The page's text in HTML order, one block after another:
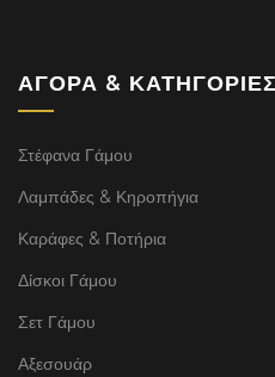
ΑΓΟΡΆ & ΚΑΤΗΓΟΡΊΕΣ
Στέφανα Γάμου
Λαμπάδες & Κηροπήγια
Καράφες & Ποτήρια
Δίσκοι Γάμου
Σετ Γάμου
Αξεσουάρ